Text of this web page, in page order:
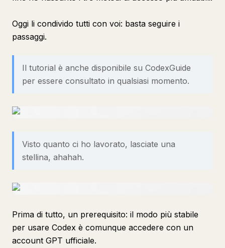
Oggi li condivido tutti con voi: basta seguire i
passaggi.
Il tutorial è anche disponibile su CodexGuide
per essere consultato in qualsiasi momento.
Visto quanto ci ho lavorato, lasciate una
stellina, ahahah.
Prima di tutto, un prerequisito: il modo più stabile
per usare Codex è comunque accedere con un
account GPT ufficiale.